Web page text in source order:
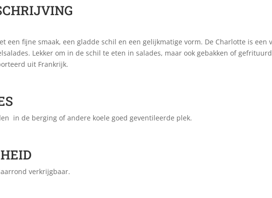
een fijne smaak, een gladde schil en een gelijkmatige vorm. De Charlotte is
Lekker om in de schil te eten in salades, maar ook gebakken of
uit Frankrijk.
in de berging of andere koele goed geventileerde plek.
verkrijgbaar.